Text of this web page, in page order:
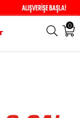
0